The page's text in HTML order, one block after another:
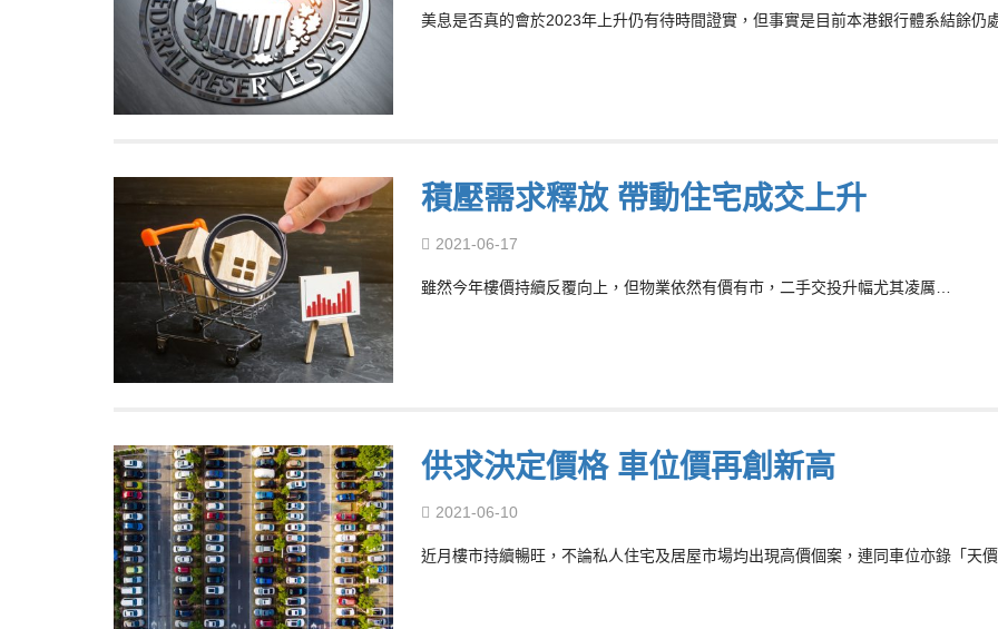
美息是否真的會於2023年上升仍有待時間證實，但事實是目前本港銀行體系結餘
積壓需求釋放 帶動住宅成交上升
2021-06-17
雖然今年樓價持續反覆向上，但物業依然有價有市，二手交投升幅尤其凌厲…
供求決定價格 車位價再創新高
2021-06-10
近月樓市持續暢旺，不論私人住宅及居屋市場均出現高價個案，連同車位亦錄「天